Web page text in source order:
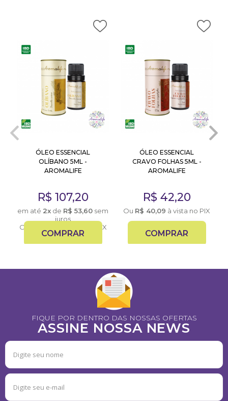
ÓLEO ESSENCIAL
OLÍBANO 5ML -
AROMALIFE
R$ 107,20
em até 2x de R$53,60 sem
juros
Ou
à vista no PIX
COMPRAR
ÓLEO ESSENCIAL
CRAVO FOLHAS 5ML -
AROMALIFE
R$ 42,20
Ou R$ 40,09 à vista no PIX
COMPRAR
FIQUE POR DENTRO DAS NOSSAS OFERTAS
ASSINE NOSSA NEWS